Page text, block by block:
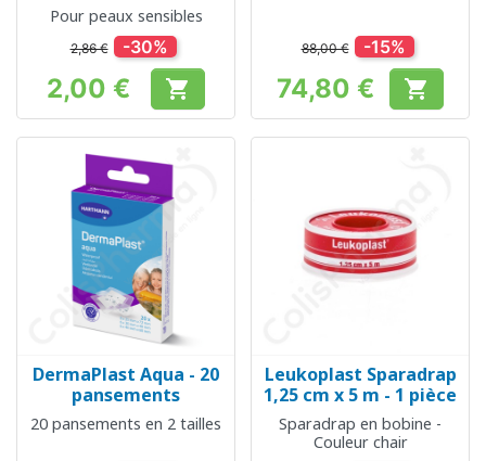
Pour peaux sensibles
2,86 € -30%
Prix
2,00 € 
88,00 € -15%
Prix
74,80 € 
DermaPlast Aqua - 20
pansements
20 pansements en 2 tailles
Leukoplast Sparadrap
1,25 cm x 5 m - 1 pièce
Sparadrap en bobine -
Couleur chair